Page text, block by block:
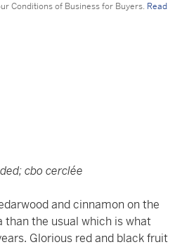
Conditions of Business for Buyers. Read
cbo cerclée
and cinnamon on the
than the usual which is what
Glorious red and black fruit